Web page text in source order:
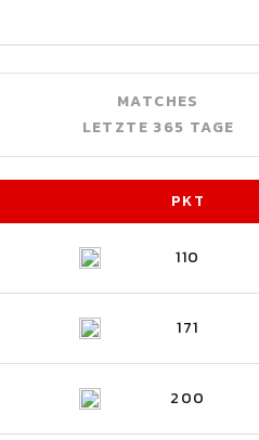
MATCHES
LETZTE 365 TAGE
PKT
110
171
200